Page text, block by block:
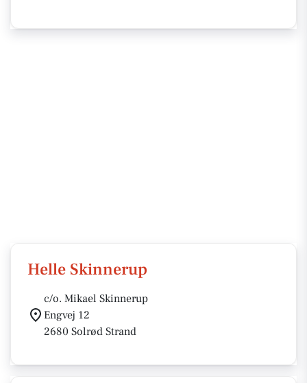
Helle Skinnerup
c/o. Mikael Skinnerup
Engvej 12
2680 Solrød Strand